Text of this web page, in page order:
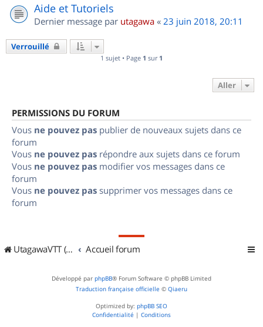
Aide et Tutoriels
Dernier message par utagawa « 23 juin 2018, 20:11
Verrouillé
1 sujet • Page 1 sur 1
Aller
PERMISSIONS DU FORUM
Vous ne pouvez pas publier de nouveaux sujets dans ce
forum
Vous ne pouvez pas répondre aux sujets dans ce forum
Vous ne pouvez pas modifier vos messages dans ce
forum
Vous ne pouvez pas supprimer vos messages dans ce
forum
UtagawaVTT (Randos VTT et VTTAE avec traces GPS) Accueil forum
Développé par phpBB® Forum Software © phpBB Limited
Traduction française officielle © Qiaeru
Optimized by: phpBB SEO
Confidentialité | Conditions